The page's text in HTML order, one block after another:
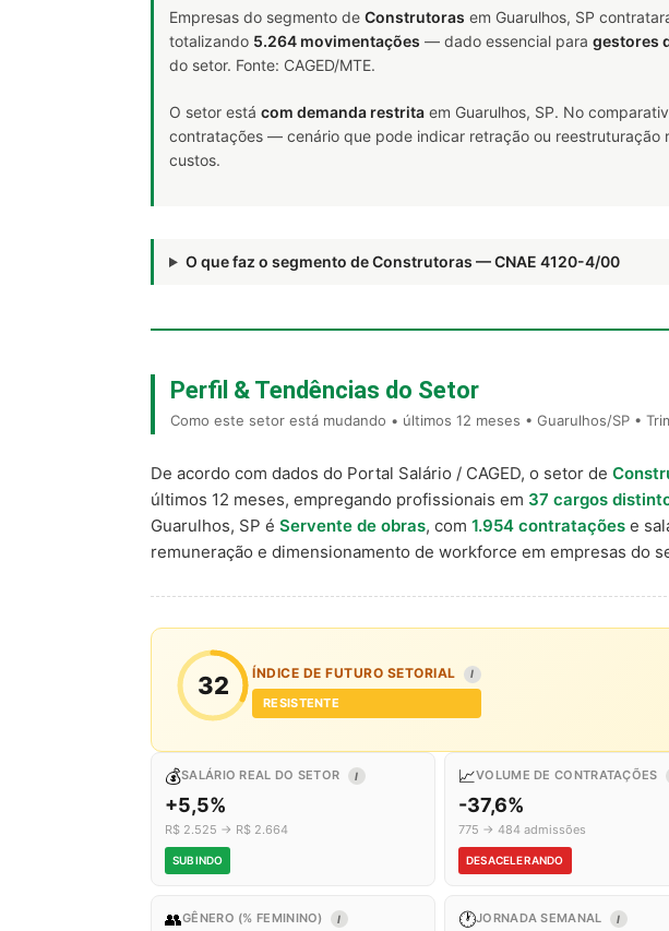
Empresas do segmento de Construtoras em Guarulhos, SP
totalizando 5.264 movimentações — dado essencial para gestores
do setor. Fonte: CAGED/MTE.
O setor está com demanda restrita em Guarulhos, SP. No
contratações — cenário que pode indicar retração ou
custos.
O que faz o segmento de Construtoras — CNAE 4120-4/00
Perfil & Tendências do Setor
Como este setor está mudando • últimos 12 meses • Guarulhos/SP •
De acordo com dados do Portal Salário / CAGED, o setor de
últimos 12 meses, empregando profissionais em 37 cargos
Guarulhos, SP é Servente de obras, com 1.954 contratações e
remuneração e dimensionamento de workforce em empresas do
32 ÍNDICE DE FUTURO SETORIAL I
RESISTENTE
💰SALÁRIO REAL DO SETOR I
+5,5%
R$ 2.525 → R$ 2.664
SUBINDO
📈VOLUME DE CONTRATAÇÕES
-37,6%
775 → 484 admissões
DESACELERANDO
👥GÊNERO (% FEMININO) I 🕐JORNADA SEMANAL I